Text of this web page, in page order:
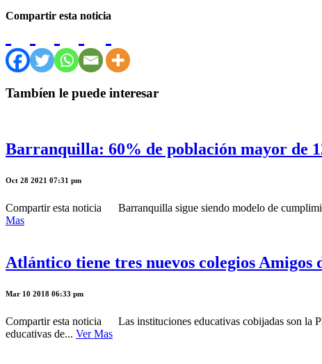
Compartir esta noticia
Tambíen le puede interesar
Barranquilla: 60% de población mayor de
Oct 28 2021 07:31 pm
Compartir esta noticia Barranquilla sigue siendo modelo de
Mas
Atlántico tiene tres nuevos colegios Amigos
Mar 10 2018 06:33 pm
Compartir esta noticia Las instituciones educativas cobijadas son la
educativas de... Ver Mas